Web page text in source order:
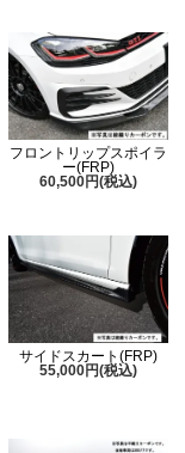
フロントリップスポイラ
ー(FRP)
60,500円(税込)
サイドスカート(FRP)
55,000円(税込)